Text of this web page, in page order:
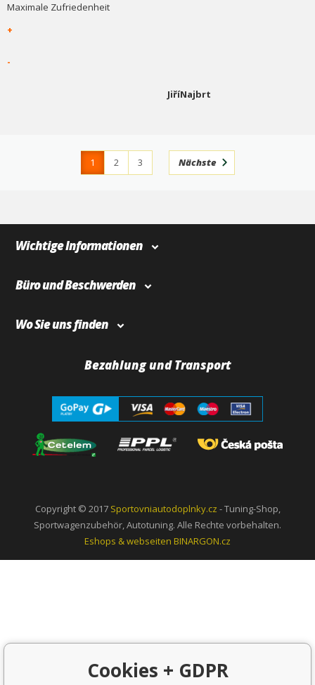
Maximale Zufriedenheit
+
-
JiříNajbrt
1 2
3
Nächste
Wichtige Informationen
Büro und Beschwerden
Wo Sie uns finden
Bezahlung und Transport
Copyright © 2017 Sportovniautodoplnky.cz - Tuning-Shop,
Sportwagenzubehör, Autotuning. Alle Rechte vorbehalten.
Eshops & webseiten BINARGON.cz
Cookies + GDPR